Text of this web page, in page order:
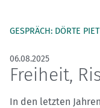
GESPRÄCH: DÖRTE
06.08.2025
Freiheit,
In den letzten